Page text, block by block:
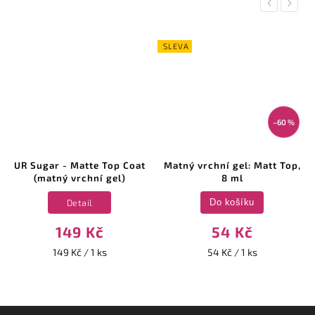
Previous
UR Sugar - Matte Top Coat
(matný vrchní gel)
149 Kč
149 Kč / 1 ks
Detail
SLEVA
–60 %
Matný vrchní gel: Matt Top,
8 ml
54 Kč
54 Kč / 1 ks
Do košíku
Next